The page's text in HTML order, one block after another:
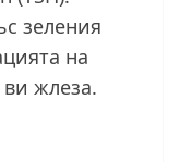
зеления
на
жлеза.